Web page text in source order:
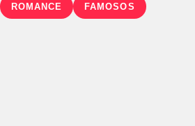
ROMANCE FAMOSOS